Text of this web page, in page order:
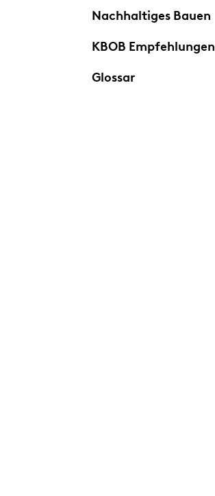
Nachhaltiges Bauen
KBOB Empfehlungen
Glossar